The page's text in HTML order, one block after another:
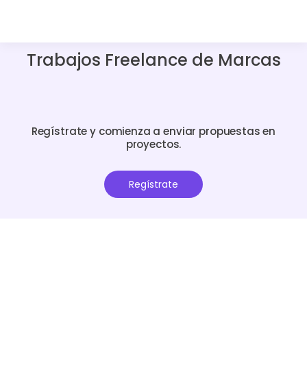
Trabajos Freelance de Marcas
Regístrate y comienza a enviar propuestas en
proyectos.
Regístrate